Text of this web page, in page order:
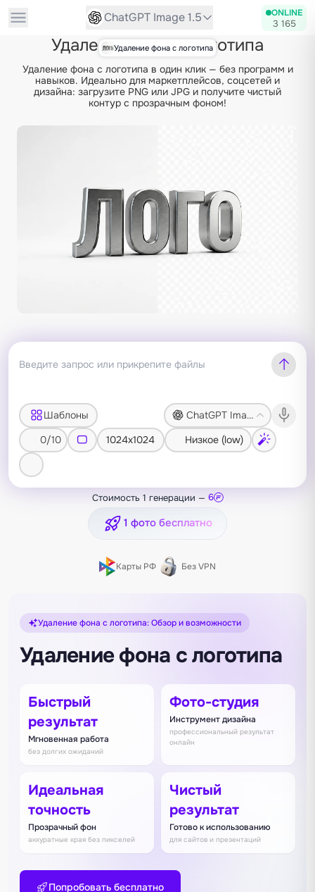
ChatGPT Image 1.5 ONLINE
3 165
Удаление фона с логотипа
Удаление фона с логотипа
Удаление фона с логотипа в один клик — без программ и
навыков. Идеально для маркетплейсов, соцсетей и
дизайна: загрузите PNG или JPG и получите чистый
контур с прозрачным фоном!
Шаблоны
ChatGPT Image 1.5
0/10
1024x1024 Низкое (low)
Стоимость 1 генерации — 6
1 фото бесплатно
Карты РФ Без VPN
Удаление фона с логотипа: Обзор и возможности
Удаление фона с логотипа
Быстрый
результат
Мгновенная работа
без долгих ожиданий
Фото-студия
Инструмент дизайна
профессиональный результат
онлайн
Идеальная
точность
Прозрачный фон
аккуратные края без пикселей
Чистый
результат
Готово к использованию
для сайтов и презентаций
Попробовать бесплатно